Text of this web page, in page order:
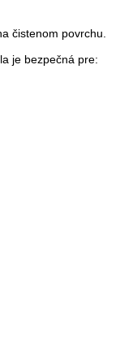
čistenom povrchu.
je bezpečná pre: